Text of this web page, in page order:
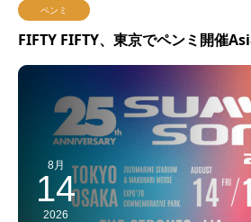
ペンミ
FIFTY FIFTY、東京でペンミ開催
8月
14
2026